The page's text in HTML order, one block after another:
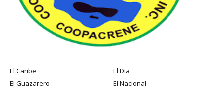
El Caribe
El Dia
El Guazarero
El Nacional